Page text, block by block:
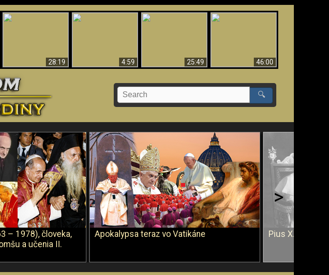
28:19
4:59
25:49 46:00
🔍
– 1978), človeka,
a učenia II.
Apokalypsa teraz vo Vatikáne Pius X. vs. Ján
>